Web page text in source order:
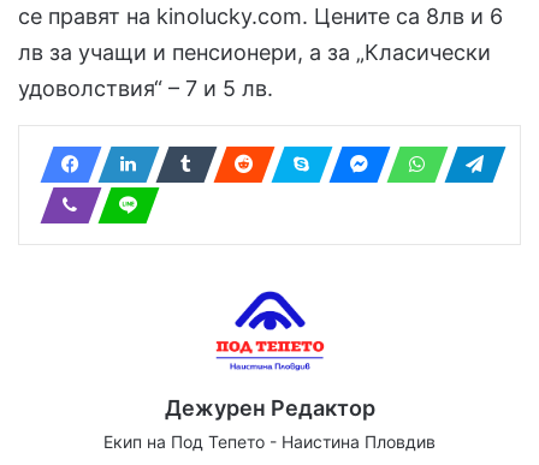
се правят на kinolucky.com. Цените са 8лв и 6
лв за учащи и пенсионери, а за „Класически
удоволствия“ – 7 и 5 лв.
Дежурен Редактор
Екип на Под Тепето - Наистина Пловдив